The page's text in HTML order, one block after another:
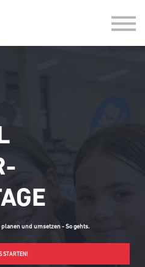
SCHULE
und umsetzen - So gehts.
STARTEN!